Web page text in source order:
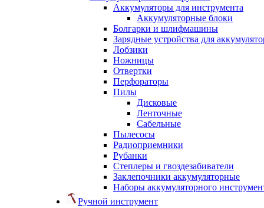
Аккумуляторы для инструмента
Аккумуляторные блоки
Болгарки и шлифмашины
Зарядные устройства для
Лобзики
Ножницы
Отвертки
Перфораторы
Пилы
Дисковые
Ленточные
Сабельные
Пылесосы
Радиоприемники
Рубанки
Степлеры и гвоздезабиватели
Заклепочники аккумуляторные
Наборы аккумуляторного
Ручной инструмент